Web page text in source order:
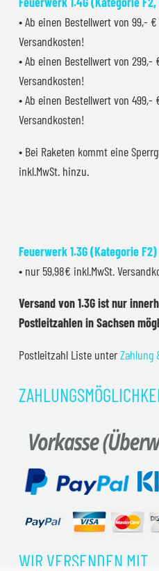
• Ab einen Bestellwert von 99,-
Versandkosten!
• Ab einen Bestellwert von
Versandkosten!
• Ab einen Bestellwert von
Versandkosten!
• Bei Raketen kommt eine
inkl.MwSt. hinzu.
Feuerwerk 1.3G (Kategorie F2)
• nur 59,98€ inkl.MwSt.
Versand von 1.3G ist nur
Postleitzahlen in Sachsen
Postleitzahl Liste unterZahlung
WIR VERSENDEN MIT